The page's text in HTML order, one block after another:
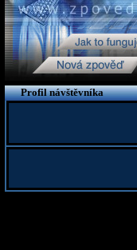
Profil návštěvníka